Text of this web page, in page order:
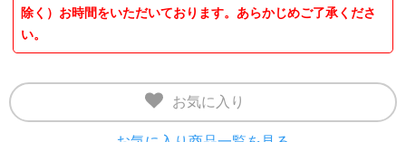
除く）お時間をいただいております。あらかじめご了承くださ
い。
お気に入り